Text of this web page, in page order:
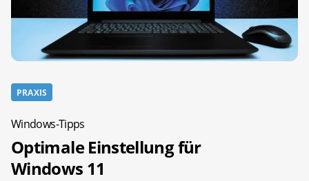
PRAXIS
Windows-Tipps
Optimale Einstellung für
Windows 11